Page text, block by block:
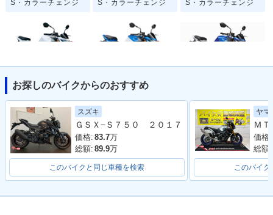
S・カラーチェンジ
S・カラーチェンジ
S・カラーチェンジ
カラーチェンジ
S・追加
S・カラーチェンジ
2014年 GSR750 AB
2014年 GSR750・
2013年 GSR750 AB
お探しのバイクからのおすすめ
スズキ
ＧＳＸ−Ｓ７５０ ２０１７
価格: 83.7万
総額: 89.9万
このバイクと同じ車種を検索
ヤマ
価格:
総額:
このバイク